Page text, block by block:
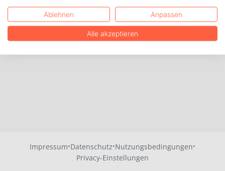
Impressum·Datenschutz·Nutzungsbedingungen·
Privacy-Einstellungen
Ablehnen Anpassen
Alle akzeptieren